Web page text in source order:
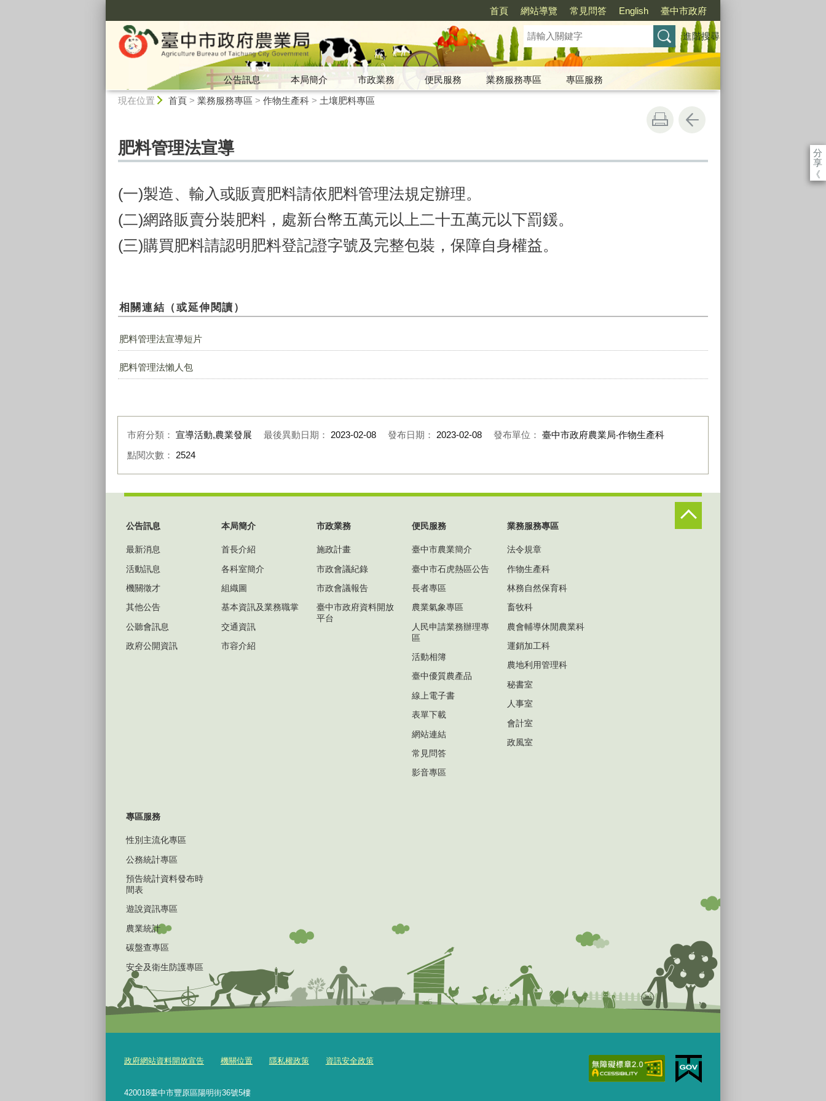
首頁 網站導覽 常見問答 English 臺中市政府
進階搜尋
公告訊息 本局簡介 市政業務 便民服務 業務服務專區
專區服務
現在位置 首頁> 業務服務專區 > 作物生產科> 土壤肥料專區
分
享
《
肥料管理法宣導
(一)製造、輸入或販賣肥料請依肥料管理法規定辦理。
(二)網路販賣分裝肥料，處新台幣五萬元以上二十五萬元以下罰鍰。
(三)購買肥料請認明肥料登記證字號及完整包裝，保障自身權益。
相關連結（或延伸閱讀）
肥料管理法宣導短片
肥料管理法懶人包
市府分類： 宣導活動,農業發展 最後異動日期： 2023-02-08 發布日期： 2023-02-08 發布單位： 臺中市政府農業局‧作物生產科
點閱次數： 2524
公告訊息
最新消息
活動訊息
機關徵才
其他公告
公聽會訊息
政府公開資訊
本局簡介
首長介紹
各科室簡介
組織圖
基本資訊及業務職掌
交通資訊
市容介紹
市政業務
施政計畫
市政會議紀錄
市政會議報告
臺中市政府資料開放
平台
便民服務
臺中市農業簡介
臺中市石虎熱區公告
長者專區
農業氣象專區
人民申請業務辦理專
區
活動相簿
臺中優質農產品
線上電子書
表單下載
網站連結
常見問答
影音專區
業務服務專區
法令規章
作物生產科
林務自然保育科
畜牧科
農會輔導休閒農業科
運銷加工科
農地利用管理科
秘書室
人事室
會計室
政風室
專區服務
性別主流化專區
公務統計專區
預告統計資料發布時
間表
遊說資訊專區
農業統計
碳盤查專區
安全及衛生防護專區
政府網站資料開放宣告 機關位置 隱私權政策 資訊安全政策
420018臺中市豐原區陽明街36號5樓